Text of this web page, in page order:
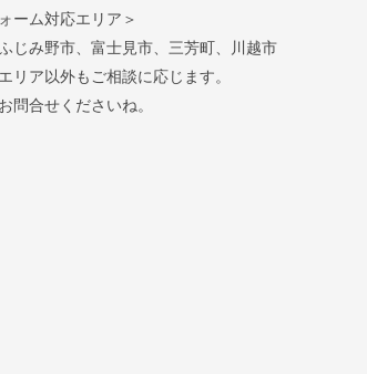
ーム対応エリア＞
じみ野市、富士見市、三芳町、川越市
リア以外もご相談に応じます。
問合せくださいね。